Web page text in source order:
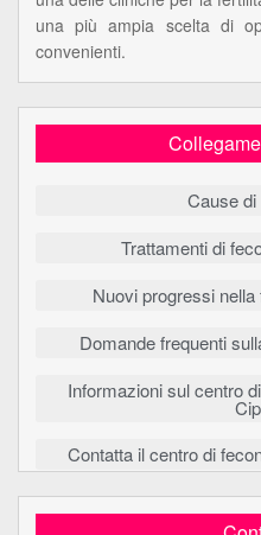
una più ampia scelta di
convenienti.
Cause di
Trattamenti di
Nuovi progressi
Domande frequenti
Informazioni sul centro
Contatta il centro di